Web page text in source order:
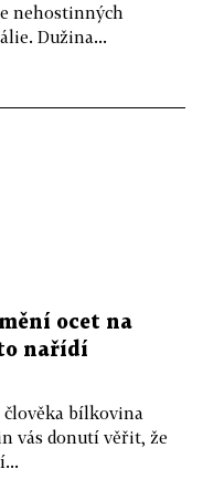
nehostinných
Dužina...
ocet na
nařídí
člověka bílkovina
vás donutí věřit, že